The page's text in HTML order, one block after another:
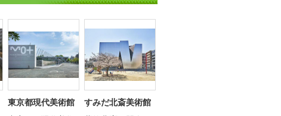
東京都現代美術館
すみだ北斎美術館